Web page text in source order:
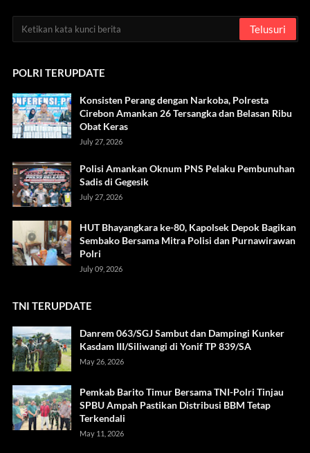
POLRI TERUPDATE
Konsisten Perang dengan Narkoba, Polresta
Cirebon Amankan 26 Tersangka dan Belasan Ribu
Obat Keras
July 27, 2026
Polisi Amankan Oknum PNS Pelaku Pembunuhan
Sadis di Gegesik
July 27, 2026
HUT Bhayangkara ke-80, Kapolsek Depok Bagikan
Sembako Bersama Mitra Polisi dan Purnawirawan
Polri
July 09, 2026
TNI TERUPDATE
Danrem 063/SGJ Sambut dan Dampingi Kunker
Kasdam III/Siliwangi di Yonif TP 839/SA
May 26, 2026
Pemkab Barito Timur Bersama TNI-Polri Tinjau
SPBU Ampah Pastikan Distribusi BBM Tetap
Terkendali
May 11, 2026